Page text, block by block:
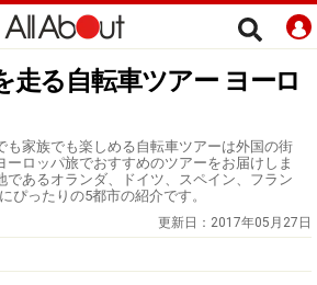
走る自転車ツアー ヨーロ
も家族でも楽しめる自転車ツアーは外国の街
ーロッパ旅でおすすめのツアーをお届けしま
であるオランダ、ドイツ、スペイン、フラン
ぴったりの5都市の紹介です。
更新日： 2017年05月27日